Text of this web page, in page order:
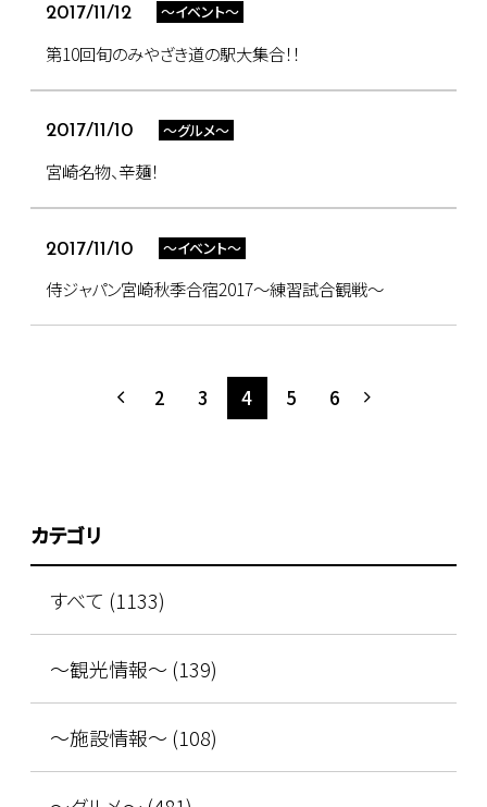
2017/11/12 ～イベント～
第10回旬のみやざき道の駅大集合！！
2017/11/10 ～グルメ～
宮崎名物、辛麺！
2017/11/10 ～イベント～
侍ジャパン宮崎秋季合宿2017～練習試合観戦～
2 3 4 5 6
カテゴリ
すべて (1133)
～観光情報～ (139)
～施設情報～ (108)